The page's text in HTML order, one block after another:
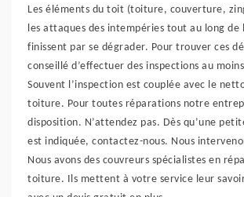
Les éléments du toit (toiture, couverture,
les attaques des intempéries tout au long de
finissent par se dégrader. Pour trouver ces
conseillé d’effectuer des inspections au
Souvent l’inspection est couplée avec le
toiture. Pour toutes réparations notre
disposition. N’attendez pas. Dès qu’une
est indiquée, contactez-nous. Nous
Nous avons des couvreurs spécialistes en
toiture. Ils mettent à votre service leur